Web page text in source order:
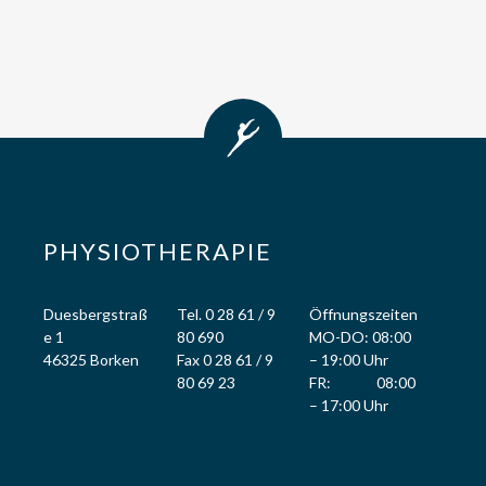
PHYSIOTHERAPIE
Duesbergstraß
e 1
46325 Borken
Tel. 0 28 61 / 9
80 690
Fax 0 28 61 / 9
80 69 23
Öffnungszeiten
MO-DO: 08:00
– 19:00 Uhr
FR: 08:00
– 17:00 Uhr